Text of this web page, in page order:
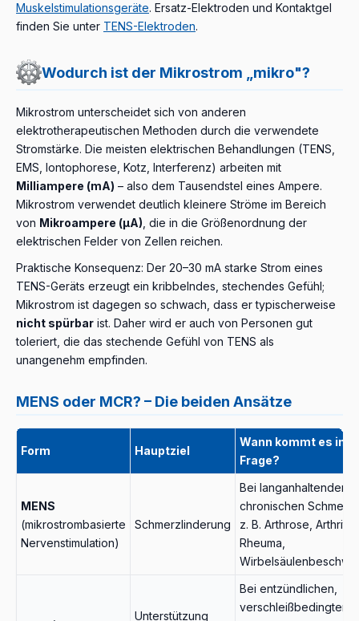
Muskelstimulationsgeräte. Ersatz-Elektroden und Kontaktgel
finden Sie unter TENS-Elektroden.
Wodurch ist der Mikrostrom „mikro"?
Mikrostrom unterscheidet sich von anderen
elektrotherapeutischen Methoden durch die verwendete
Stromstärke. Die meisten elektrischen Behandlungen (TENS,
EMS, Iontophorese, Kotz, Interferenz) arbeiten mit
Milliampere (mA) – also dem Tausendstel eines Ampere.
Mikrostrom verwendet deutlich kleinere Ströme im Bereich
von Mikroampere (μA) , die in die Größenordnung der
elektrischen Felder von Zellen reichen.
Praktische Konsequenz: Der 20–30 mA starke Strom eines
TENS-Geräts erzeugt ein kribbelndes, stechendes Gefühl;
Mikrostrom ist dagegen so schwach, dass er typischerweise
nicht spürbar ist. Daher wird er auch von Personen gut
toleriert, die das stechende Gefühl von TENS als
unangenehm empfinden.
MENS oder MCR? – Die beiden Ansätze
Form Hauptziel
Wann kommt es in
Frage?
MENS
(mikrostrombasierte
Nervenstimulation)
Schmerzlinderung
Bei langanhaltenden,
chronischen
z. B. Arthrose, Arthritis,
Rheuma,
Unterstützung
Bei entzündlichen,
verschleißbedingten